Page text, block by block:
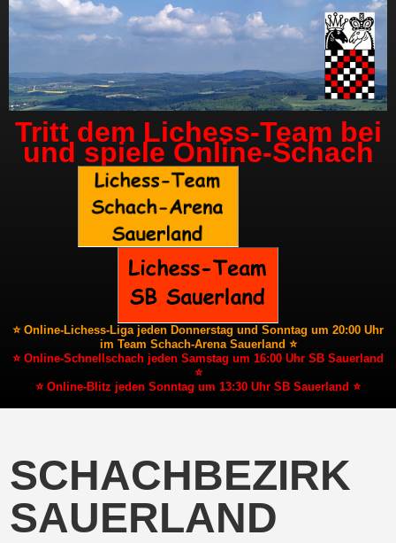
Tritt dem Lichess-Team bei
und spiele Online-Schach
⭐ Online-Lichess-Liga jeden Donnerstag und Sonntag um 20:00 Uhr
im Team Schach-Arena Sauerland ⭐
⭐ Online-Schnellschach jeden Samstag um 16:00 Uhr SB Sauerland
⭐
⭐ Online-Blitz jeden Sonntag um 13:30 Uhr SB Sauerland ⭐
SCHACHBEZIRK
SAUERLAND